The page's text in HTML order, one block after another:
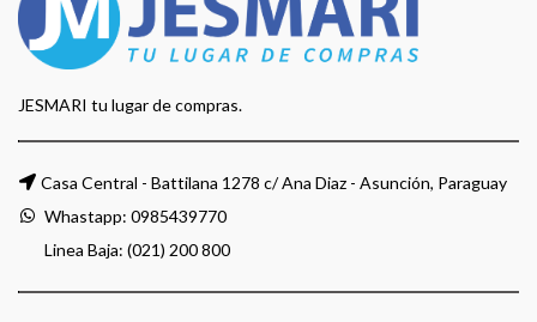
JESMARI tu lugar de compras.
Casa Central - Battilana 1278 c/ Ana Diaz - Asunción, Paraguay
Whastapp: 0985439770
Linea Baja: (021) 200 800